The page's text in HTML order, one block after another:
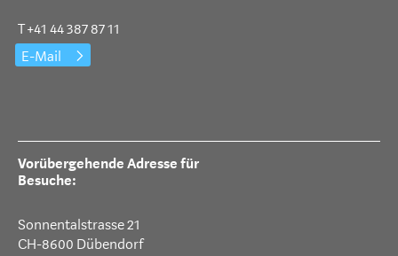
T +41 44 387 87 11
E-Mail
Vorübergehende Adresse für
Besuche:
Sonnentalstrasse 21
CH-8600 Dübendorf